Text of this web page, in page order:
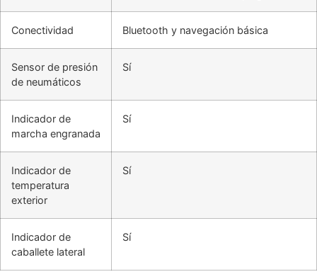
Conectividad Bluetooth y navegación básica
Sensor de presión
de neumáticos
Sí
Indicador de
marcha engranada
Sí
Indicador de
temperatura
exterior
Sí
Indicador de
caballete lateral
Sí